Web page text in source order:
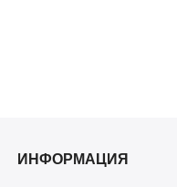
ИНФОРМАЦИЯ